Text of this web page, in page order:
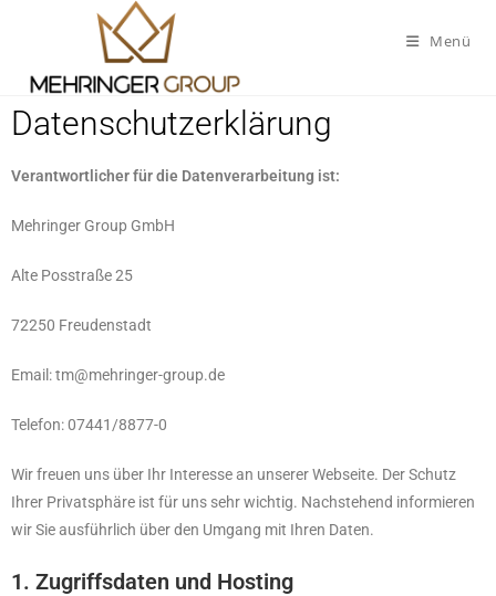
Menü
Datenschutzerklärung
Verantwortlicher für die Datenverarbeitung ist:
Mehringer Group GmbH
Alte Posstraße 25
72250 Freudenstadt
Email: tm@mehringer-group.de
Telefon: 07441/8877-0
Wir freuen uns über Ihr Interesse an unserer Webseite. Der Schutz
Ihrer Privatsphäre ist für uns sehr wichtig. Nachstehend informieren
wir Sie ausführlich über den Umgang mit Ihren Daten.
1. Zugriffsdaten und Hosting